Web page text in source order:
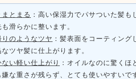
まとまる ：高い保湿力でパサついた髪
滑らかに整います。
のようなツヤ ：髪表面をコーティン
ツヤ髪に仕上がります。
い軽い仕上がり
：オイルなのに驚く
な重さが残らず、とても使いやすいで